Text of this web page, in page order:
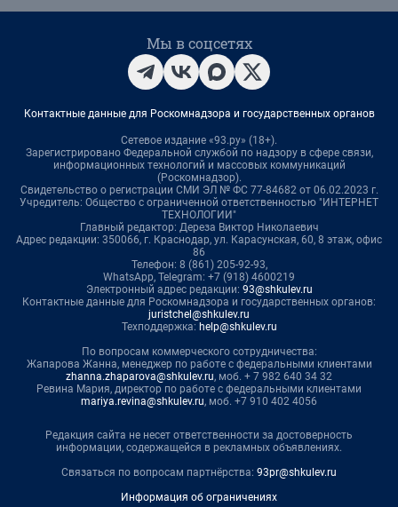
Мы в соцсетях
Контактные данные для Роскомнадзора и государственных органов
Сетевое издание «93.ру» (18+).
Зарегистрировано Федеральной службой по надзору в сфере связи,
информационных технологий и массовых коммуникаций
(Роскомнадзор).
Свидетельство о регистрации СМИ ЭЛ № ФС 77-84682 от 06.02.2023 г.
Учредитель: Общество с ограниченной ответственностью "ИНТЕРНЕТ
ТЕХНОЛОГИИ"
Главный редактор: Дереза Виктор Николаевич
Адрес редакции: 350066, г. Краснодар, ул. Карасунская, 60, 8 этаж, офис
86
Телефон: 8 (861) 205-92-93,
WhatsApp, Telegram: +7 (918) 4600219
Электронный адрес редакции: 93@shkulev.ru
Контактные данные для Роскомнадзора и государственных органов:
juristchel@shkulev.ru
Техподдержка: help@shkulev.ru
По вопросам коммерческого сотрудничества:
Жапарова Жанна, менеджер по работе с федеральными клиентами
zhanna.zhaparova@shkulev.ru, моб. + 7 982 640 34 32
Ревина Мария, директор по работе с федеральными клиентами
mariya.revina@shkulev.ru, моб. +7 910 402 4056
Редакция сайта не несет ответственности за достоверность
информации, содержащейся в рекламных объявлениях.
Связаться по вопросам партнёрства: 93pr@shkulev.ru
Информация об ограничениях